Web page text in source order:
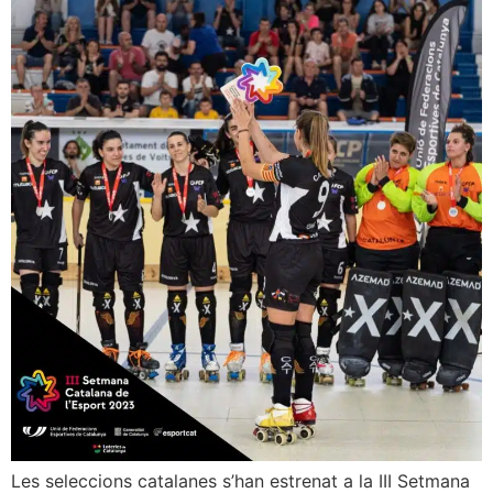
Les seleccions catalanes s’han estrenat a la III Setmana